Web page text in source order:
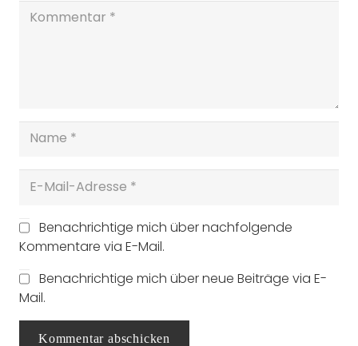
Benachrichtige mich über nachfolgende
Kommentare via E-Mail.
Benachrichtige mich über neue Beiträge via E-
Mail.
Kommentar abschicken